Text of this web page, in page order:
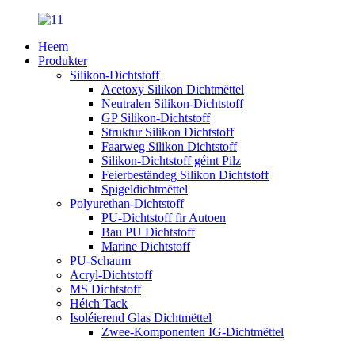
Heem
Produkter
Silikon-Dichtstoff
Acetoxy Silikon Dichtmëttel
Neutralen Silikon-Dichtstoff
GP Silikon-Dichtstoff
Struktur Silikon Dichtstoff
Faarweg Silikon Dichtstoff
Silikon-Dichtstoff géint Pilz
Feierbeständeg Silikon Dichtstoff
Spigeldichtmëttel
Polyurethan-Dichtstoff
PU-Dichtstoff fir Autoen
Bau PU Dichtstoff
Marine Dichtstoff
PU-Schaum
Acryl-Dichtstoff
MS Dichtstoff
Héich Tack
Isoléierend Glas Dichtmëttel
Zwee-Komponenten IG-Dichtmëttel